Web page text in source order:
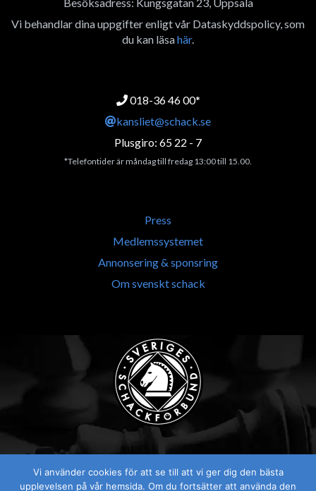
Vi behandlar dina uppgifter enligt vår Dataskyddspolicy, som
du kan läsahär.
018-36 46 00*
kansliet@schack.se
Plusgiro: 65 22 - 7
*Telefontider är måndag till fredag 13:00 till 15.00.
Press
Medlemssystemet
Annonsering & sponsring
Om svenskt schack
Visselblåsaren
Vi använder cookies för att se till att vi ger dig den bästa
upplevelsen på vår hemsida. Om du fortsätter att använda den